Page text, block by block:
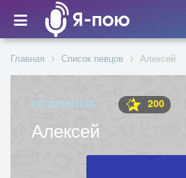
Главная Список певцов Алексей
ИСПОЛНИТЕЛЬ 200
Алексей